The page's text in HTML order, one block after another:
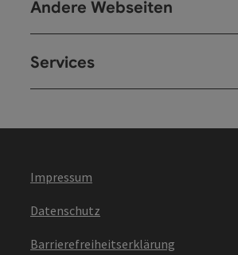
Andere Webseiten
Services
Impressum
Datenschutz
Barrierefreiheitserklärung